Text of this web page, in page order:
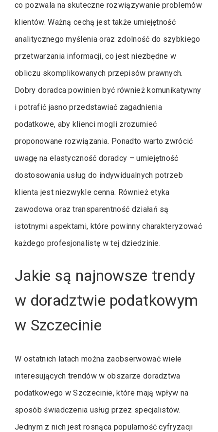
co pozwala na skuteczne rozwiązywanie problemów
klientów. Ważną cechą jest także umiejętność
analitycznego myślenia oraz zdolność do szybkiego
przetwarzania informacji, co jest niezbędne w
obliczu skomplikowanych przepisów prawnych.
Dobry doradca powinien być również komunikatywny
i potrafić jasno przedstawiać zagadnienia
podatkowe, aby klienci mogli zrozumieć
proponowane rozwiązania. Ponadto warto zwrócić
uwagę na elastyczność doradcy – umiejętność
dostosowania usług do indywidualnych potrzeb
klienta jest niezwykle cenna. Również etyka
zawodowa oraz transparentność działań są
istotnymi aspektami, które powinny charakteryzować
każdego profesjonalistę w tej dziedzinie.
Jakie są najnowsze trendy
w doradztwie podatkowym
w Szczecinie
W ostatnich latach można zaobserwować wiele
interesujących trendów w obszarze doradztwa
podatkowego w Szczecinie, które mają wpływ na
sposób świadczenia usług przez specjalistów.
Jednym z nich jest rosnąca popularność cyfryzacji